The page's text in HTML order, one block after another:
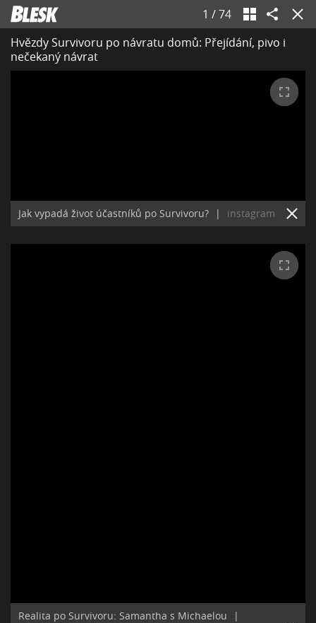
1 /74
Hvězdy Survivoru po návratu domů: Přejídání, pivo i
nečekaný návrat
Jak vypadá život účastníků po Survivoru? | instagram
Realita po Survivoru: Samantha s Michaelou
|